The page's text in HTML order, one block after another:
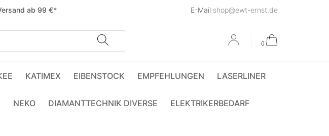
ab 99 €* E-Mail shop@ewt-ernst.de
0
KATIMEX EIBENSTOCK EMPFEHLUNGEN LASERLINER
NEKO DIAMANTTECHNIK DIVERSE ELEKTRIKERBEDARF